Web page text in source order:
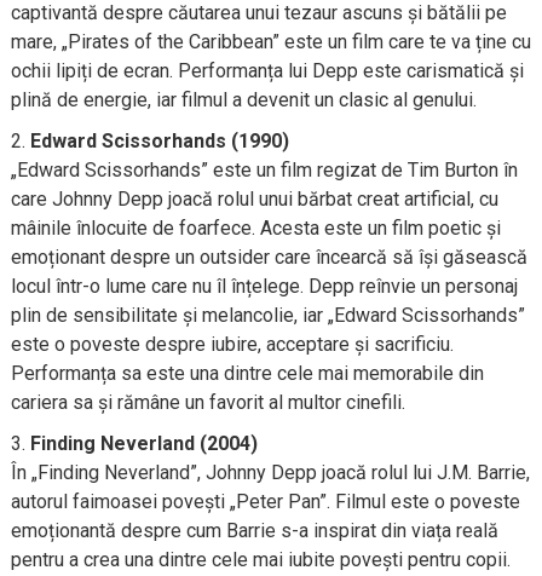
captivantă despre căutarea unui tezaur ascuns și bătălii pe
mare, „Pirates of the Caribbean” este un film care te va ține cu
ochii lipiți de ecran. Performanța lui Depp este carismatică și
plină de energie, iar filmul a devenit un clasic al genului.
Edward Scissorhands (1990)
„Edward Scissorhands” este un film regizat de Tim Burton în
care Johnny Depp joacă rolul unui bărbat creat artificial, cu
mâinile înlocuite de foarfece. Acesta este un film poetic și
emoționant despre un outsider care încearcă să își găsească
locul într-o lume care nu îl înțelege. Depp reînvie un personaj
plin de sensibilitate și melancolie, iar „Edward Scissorhands”
este o poveste despre iubire, acceptare și sacrificiu.
Performanța sa este una dintre cele mai memorabile din
cariera sa și rămâne un favorit al multor cinefili.
Finding Neverland (2004)
În „Finding Neverland”, Johnny Depp joacă rolul lui J.M. Barrie,
autorul faimoasei povești „Peter Pan”. Filmul este o poveste
emoționantă despre cum Barrie s-a inspirat din viața reală
pentru a crea una dintre cele mai iubite povești pentru copii.